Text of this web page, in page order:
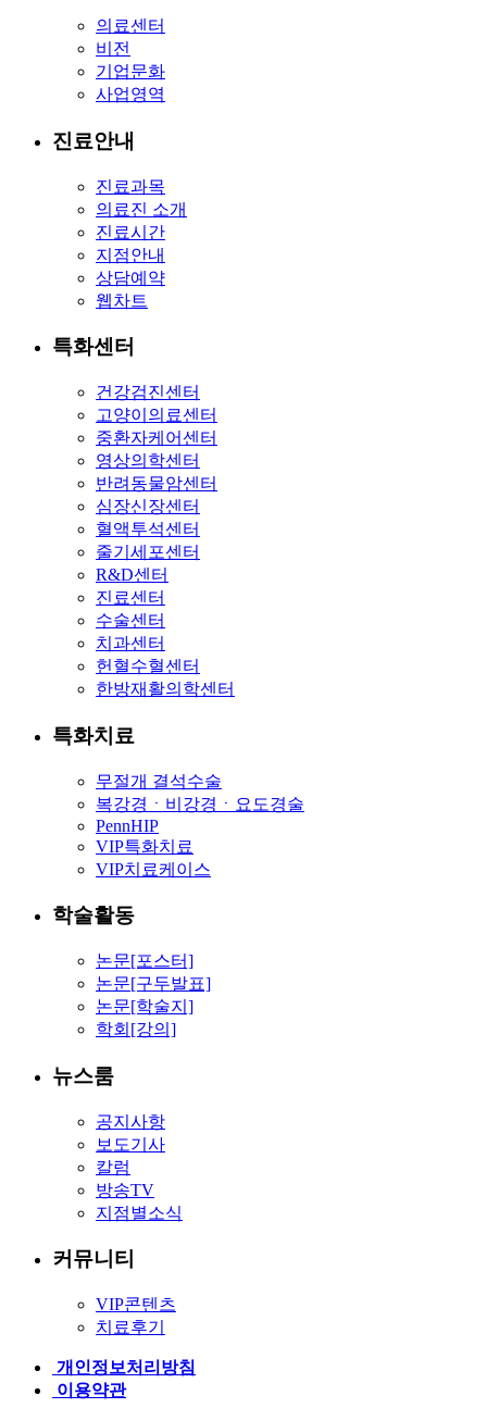
의료센터
비전
기업문화
사업영역
진료안내
진료과목
의료진 소개
진료시간
지점안내
상담예약
웹차트
특화센터
건강검진센터
고양이의료센터
중환자케어센터
영상의학센터
반려동물암센터
심장신장센터
혈액투석센터
줄기세포센터
R&D센터
진료센터
수술센터
치과센터
헌혈수혈센터
한방재활의학센터
특화치료
무절개 결석수술
복강경ㆍ비강경ㆍ요도경술
PennHIP
VIP특화치료
VIP치료케이스
학술활동
논문[포스터]
논문[구두발표]
논문[학술지]
학회[강의]
뉴스룸
공지사항
보도기사
칼럼
방송TV
지점별소식
커뮤니티
VIP콘텐츠
치료후기
개인정보처리방침
이용약관